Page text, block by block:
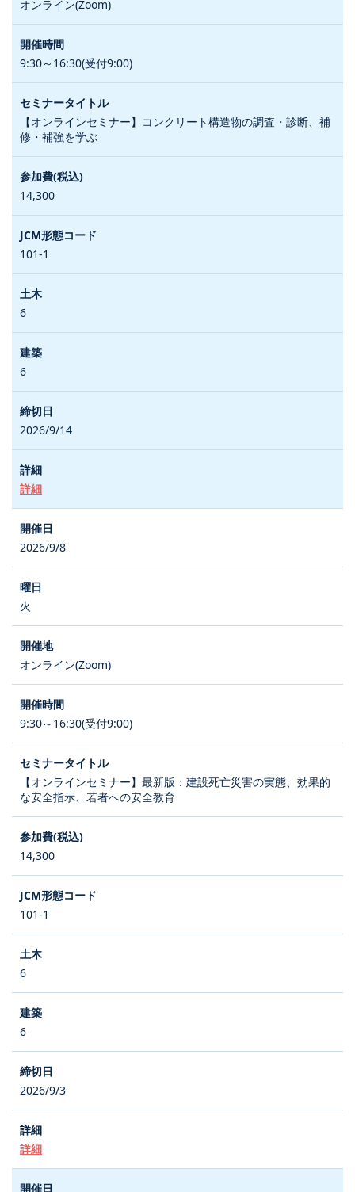
オンライン(Zoom)
9:30～16:30(受付9:00)
【オンラインセミナー】コンクリート構造物の調査・診断、補
修・補強を学ぶ
14,300
101-1
6
6
2026/9/14
詳細
2026/9/8
火
オンライン(Zoom)
9:30～16:30(受付9:00)
【オンラインセミナー】最新版：建設死亡災害の実態、効果的
な安全指示、若者への安全教育
14,300
101-1
6
6
2026/9/3
詳細